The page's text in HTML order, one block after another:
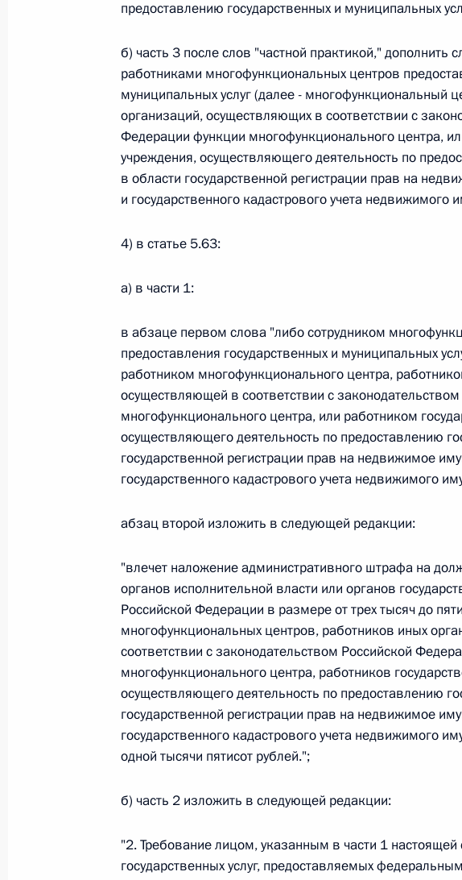
О внесении изменения в статью 10 Федерального закона
Федеральный закон от 26.07.2026 г. № 244-ФЗ
О ратификации Соглашения между Правительством
Министров Киргизской Республики о правовом статусе
по вопросам внутренних дел и миграции в Российской
26 июля 2026 года
Федеральный закон от 26.07.2026 г. № 252-ФЗ
Федерального закона «Об обеспечении единства измерений»
26 июля 2026 года
Федеральный закон от 26.07.2026 г. № 250-ФЗ
О внесении изменений в Кодекс Российской Федерации об
26 июля 2026 года
О внесении изменения в статью 6 Закона Российской
26 июля 2026 года
Федеральный закон от 26.07.2026 г. № 247-ФЗ
О внесении изменений в статью 9.21 Кодекса Российской
правонарушениях
26 июля 2026 года
О ратификации Соглашения между Правительством
Республики Беларусь о сотрудничестве в сфере
предоставлению государственных и муниципальных
б) часть 3 после слов "частной практикой,"
работниками многофункциональных центров
муниципальных услуг (далее - многофункциональный
организаций, осуществляющих в соответствии с
Федерации функции многофункционального центра,
учреждения, осуществляющего деятельность по
в области государственной регистрации прав на
и государственного кадастрового учета недвижимого
4) в статье 5.63:
а) в части 1:
в абзаце первом слова "либо сотрудником
предоставления государственных и муниципальных
работником многофункционального центра,
осуществляющей в соответствии с
многофункционального центра, или работником
осуществляющего деятельность по предоставлению
государственной регистрации прав на недвижимое
государственного кадастрового учета недвижимого
абзац второй изложить в следующей редакции:
"влечет наложение административного штрафа на
органов исполнительной власти или органов
Российской Федерации в размере от трех тысяч до
многофункциональных центров, работников иных
соответствии с законодательством Российской
многофункционального центра, работников
осуществляющего деятельность по предоставлению
государственной регистрации прав на недвижимое
государственного кадастрового учета недвижимого
одной тысячи пятисот рублей.";
б) часть 2 изложить в следующей редакции:
"2. Требование лицом, указанным в части 1 настоящей
государственных услуг, предоставляемых